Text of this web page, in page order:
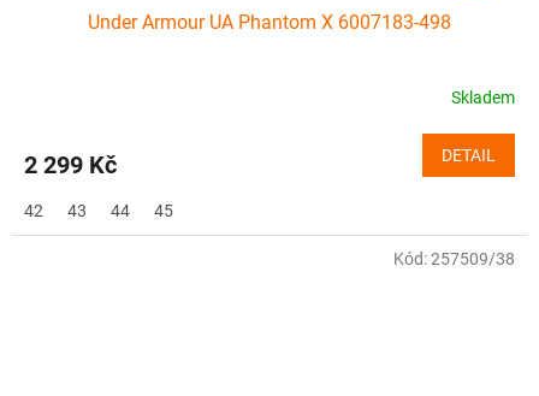
Under Armour UA Phantom X 6007183-498
Skladem
2 299 Kč DETAIL
42 43 44 45
Kód:257509/38